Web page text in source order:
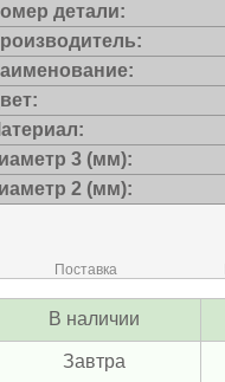
детали:
3 (мм):
2 (мм):
Поставка
В наличии
Завтра